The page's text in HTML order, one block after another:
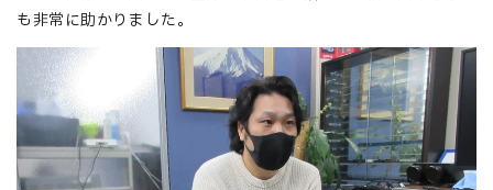
も非常に助かりました。